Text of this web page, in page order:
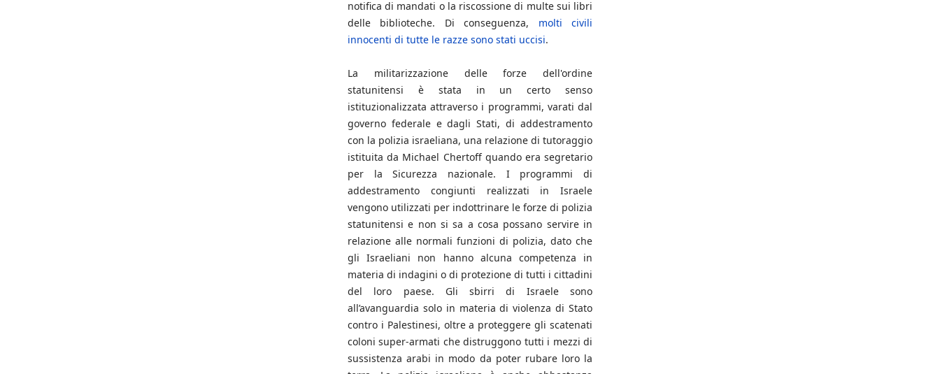
notifica di mandati o la riscossione di multe sui libri
delle biblioteche. Di conseguenza, molti civili
innocenti di tutte le razze sono stati uccisi.
La militarizzazione delle forze dell'ordine
statunitensi è stata in un certo senso
istituzionalizzata attraverso i programmi, varati dal
governo federale e dagli Stati, di addestramento
con la polizia israeliana, una relazione di tutoraggio
istituita da Michael Chertoff quando era segretario
per la Sicurezza nazionale. I programmi di
addestramento congiunti realizzati in Israele
vengono utilizzati per indottrinare le forze di polizia
statunitensi e non si sa a cosa possano servire in
relazione alle normali funzioni di polizia, dato che
gli Israeliani non hanno alcuna competenza in
materia di indagini o di protezione di tutti i cittadini
del loro paese. Gli sbirri di Israele sono
all’avanguardia solo in materia di violenza di Stato
contro i Palestinesi, oltre a proteggere gli scatenati
coloni super-armati che distruggono tutti i mezzi di
sussistenza arabi in modo da poter rubare loro la